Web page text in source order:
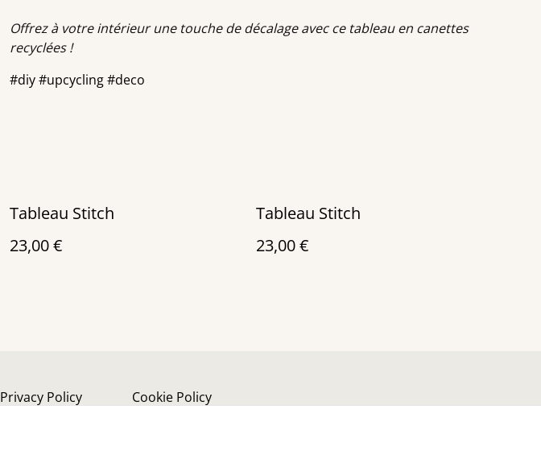
Offrez à votre intérieur une touche de décalage avec ce tableau en canettes
recyclées !
#diy #upcycling #deco
Tableau Stitch
23,00 €
Tableau Stitch
23,00 €
Privacy Policy Cookie Policy